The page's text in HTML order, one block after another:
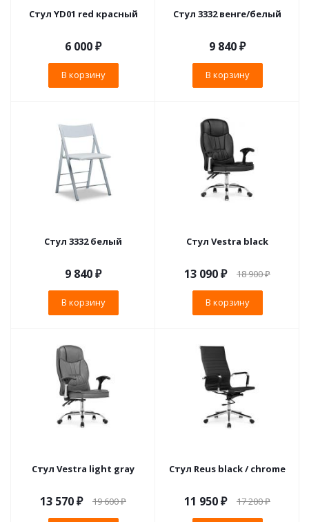
Стул YD01 red красный
6 000₽
В корзину
Стул 3332 венге/белый
9 840₽
В корзину
Стул 3332 белый
9 840₽
В корзину
Стул Vestra black
13 090₽ 18 900₽
В корзину
Стул Vestra light gray
13 570₽ 19 600₽
Стул Reus black / chrome
11 950₽ 17 200₽